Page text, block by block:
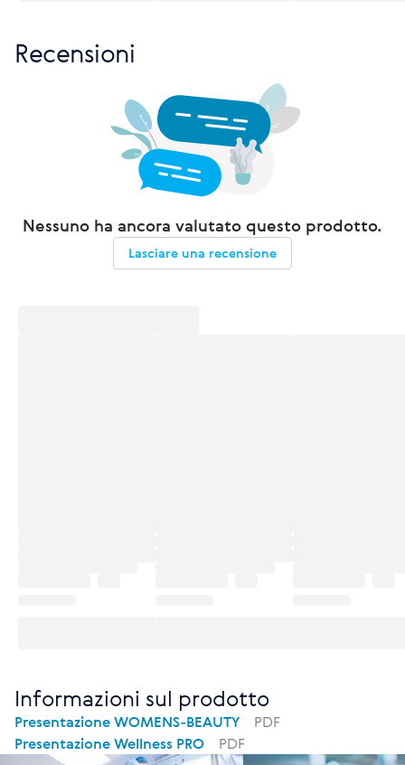
Recensioni
Nessuno ha ancora valutato questo prodotto.
Lasciare una recensione
Informazioni sul prodotto
Presentazione WOMENS-BEAUTY
PDF
Presentazione Wellness PRO
PDF